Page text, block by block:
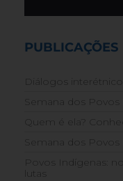
PUBLICAÇÕES
Diálogos
Semana dos
Quem é ela?
Semana dos
Povos Indígenas:
lutas